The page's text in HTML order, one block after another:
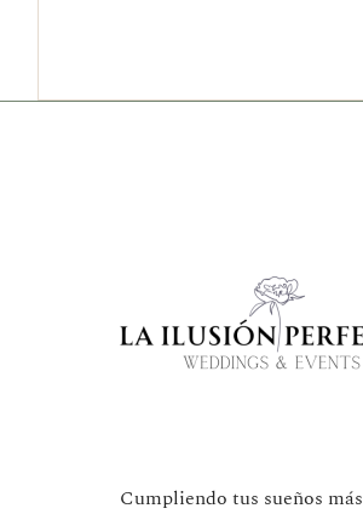
Cumpliendo tus sueños